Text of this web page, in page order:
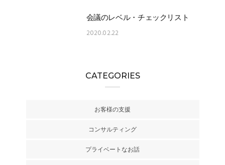
会議のレベル・チェックリスト
2020.02.22
CATEGORIES
お客様の支援
コンサルティング
プライベートなお話